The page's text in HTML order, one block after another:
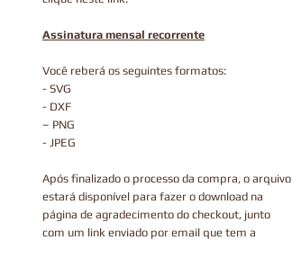
Assinatura mensal recorrente
Você reberá os seguintes formatos:
- SVG
- DXF
– PNG
- JPEG
Após finalizado o processo da compra, o arquivo
estará disponível para fazer o download na
página de agradecimento do checkout, junto
com um link enviado por email que tem a